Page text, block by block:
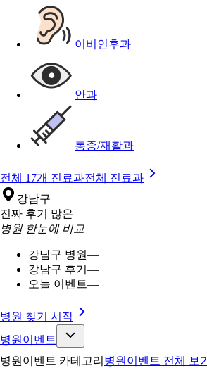
이비인후과
안과
통증/재활과
전체 17개 진료과전체 진료과
강남구
진짜 후기 많은
병원 한눈에 비교
강남구 병원—
강남구 후기 —
오늘 이벤트—
병원 찾기 시작
병원이벤트
병원이벤트 카테고리 병원이벤트 전체 보기